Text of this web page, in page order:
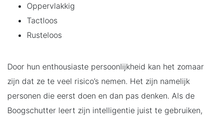
Oppervlakkig
Tactloos
Rusteloos
Door hun enthousiaste persoonlijkheid kan het zomaar
zijn dat ze te veel risico’s nemen. Het zijn namelijk
personen die eerst doen en dan pas denken. Als de
Boogschutter leert zijn intelligentie juist te gebruiken,